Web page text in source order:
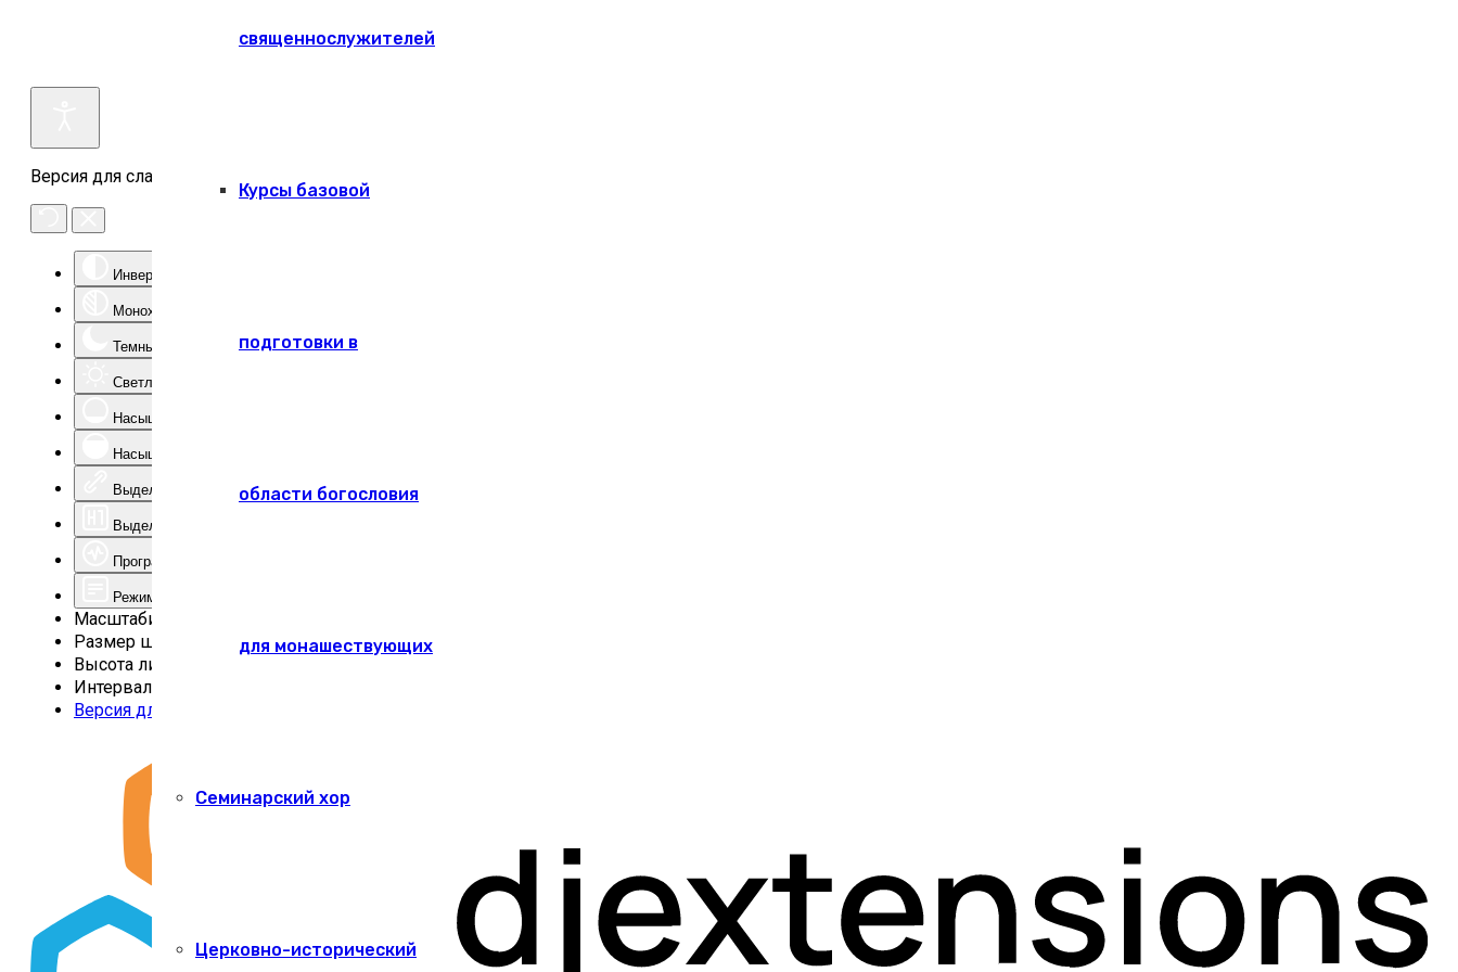
Версия для слабовидящих
Инверсия цвета
Монохром
Темный контраст
Светлый контраст
Насыщенность -
Насыщенность +
Выделить ссылки
Выделить заголовки
Программа для чтения с экрана
Режим чтения
Масштабирование
Размер шрифта
%
Высота линии
Интервал
Версия для слабовидящих
священнослужителей
Курсы базовой
подготовки в
области богословия
для монашествующих
Семинарский хор
Церковно-исторический